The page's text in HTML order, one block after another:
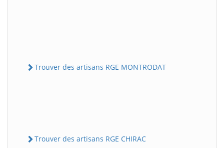
Trouver des artisans RGE MONTRODAT
Trouver des artisans RGE CHIRAC